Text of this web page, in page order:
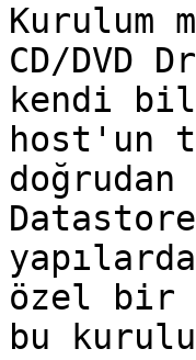
Kurulum
CD/DVD
kendi
host'un
özel bir
bu